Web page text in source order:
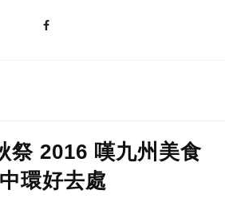
祭 2016 嘆九州美食
環好去處